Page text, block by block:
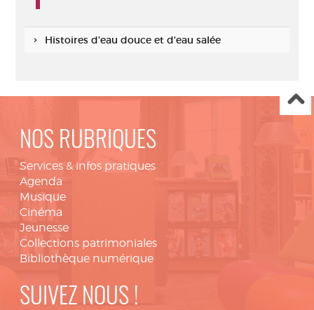
Histoires d'eau douce et d'eau salée
NOS RUBRIQUES
Services & infos pratiques
Agenda
Musique
Cinéma
Jeunesse
Collections patrimoniales
Bibliothèque numérique
SUIVEZ NOUS !